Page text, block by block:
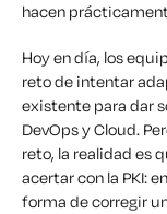
hacen
Hoy en día, los
reto de intentar
existente para dar
DevOps y Cloud.
reto, la realidad es
acertar con la PKI:
forma de corregir